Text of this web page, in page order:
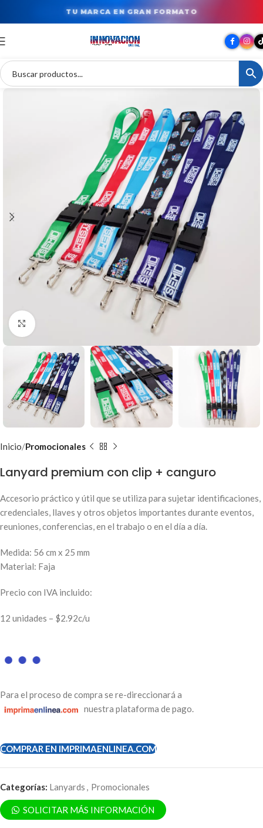
TU MARCA EN GRAN FORMATO
Clic para ampliar
Inicio Promocionales
Lanyard premium con clip + canguro
Accesorio práctico y útil que se utiliza para sujetar identificaciones,
credenciales, llaves y otros objetos importantes durante eventos,
reuniones, conferencias, en el trabajo o en el día a día.
Medida: 56 cm x 25 mm
Material: Faja
Precio con IVA incluido:
12 unidades – $2.92c/u
Para el proceso de compra se re-direccionará a
nuestra plataforma de pago.
COMPRAR EN IMPRIMAENLINEA.COM
Categorías: Lanyards , Promocionales
SOLICITAR MÁS INFORMACIÓN